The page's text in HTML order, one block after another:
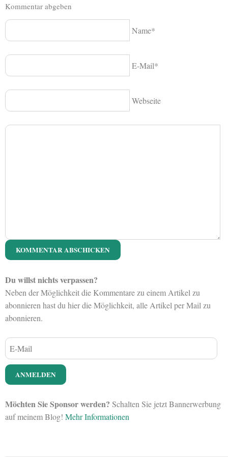
Kommentar abgeben
Name*
E-Mail*
Webseite
Du willst nichts verpassen?
Neben der Möglichkeit die Kommentare zu einem Artikel zu
abonnieren hast du hier die Möglichkeit, alle Artikel per Mail zu
abonnieren.
Möchten Sie Sponsor werden? Schalten Sie jetzt Bannerwerbung
auf meinem Blog! Mehr Informationen